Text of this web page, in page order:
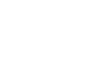
andere auto's